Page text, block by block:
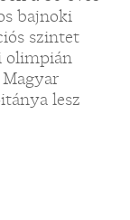
bajnoki
szintet
olimpián
lesz